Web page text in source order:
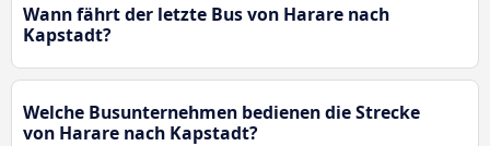
Wann fährt der letzte Bus von Harare nach
Kapstadt?
Welche Busunternehmen bedienen die Strecke
von Harare nach Kapstadt?